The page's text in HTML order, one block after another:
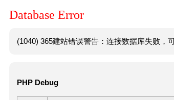
Database Error
(1040) 365建站错误警告：连接数据库失败，
PHP Debug